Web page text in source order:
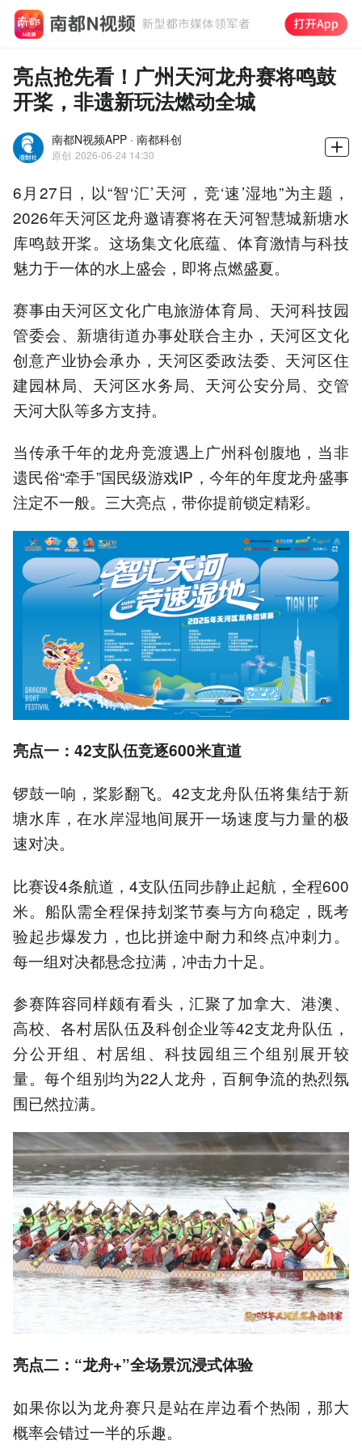
亮点抢先看！广州天河龙舟赛将鸣鼓
开桨，非遗新玩法燃动全城
南都N视频APP · 南都科创
原创 2026-06-24 14:30
6月27日，以“智‘汇’天河，竞‘速’湿地”为主题，
2026年天河区龙舟邀请赛将在天河智慧城新塘水
库鸣鼓开桨。这场集文化底蕴、体育激情与科技
魅力于一体的水上盛会，即将点燃盛夏。
赛事由天河区文化广电旅游体育局、天河科技园
管委会、新塘街道办事处联合主办，天河区文化
创意产业协会承办，天河区委政法委、天河区住
建园林局、天河区水务局、天河公安分局、交管
天河大队等多方支持。
当传承千年的龙舟竞渡遇上广州科创腹地，当非
遗民俗“牵手”国民级游戏IP，今年的年度龙舟盛事
注定不一般。三大亮点，带你提前锁定精彩。
亮点一：42支队伍竞逐600米直道
锣鼓一响，桨影翻飞。42支龙舟队伍将集结于新
塘水库，在水岸湿地间展开一场速度与力量的极
速对决。
比赛设4条航道，4支队伍同步静止起航，全程600
米。船队需全程保持划桨节奏与方向稳定，既考
验起步爆发力，也比拼途中耐力和终点冲刺力。
每一组对决都悬念拉满，冲击力十足。
参赛阵容同样颇有看头，汇聚了加拿大、港澳、
高校、各村居队伍及科创企业等42支龙舟队伍，
分公开组、村居组、科技园组三个组别展开较
量。每个组别均为22人龙舟，百舸争流的热烈氛
围已然拉满。
亮点二：“龙舟+”全场景沉浸式体验
如果你以为龙舟赛只是站在岸边看个热闹，那大
概率会错过一半的乐趣。